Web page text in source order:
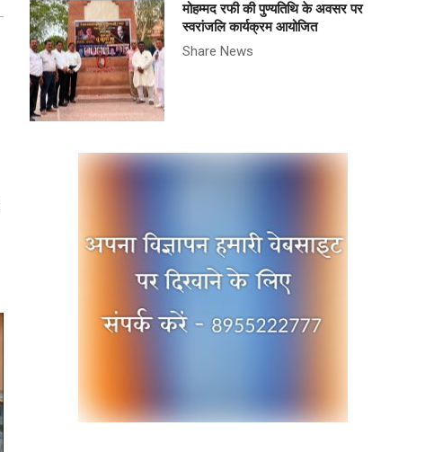
मोहम्मद रफी की पुण्यतिथि के अवसर पर
स्वरांजलि कार्यक्रम आयोजित
Share News